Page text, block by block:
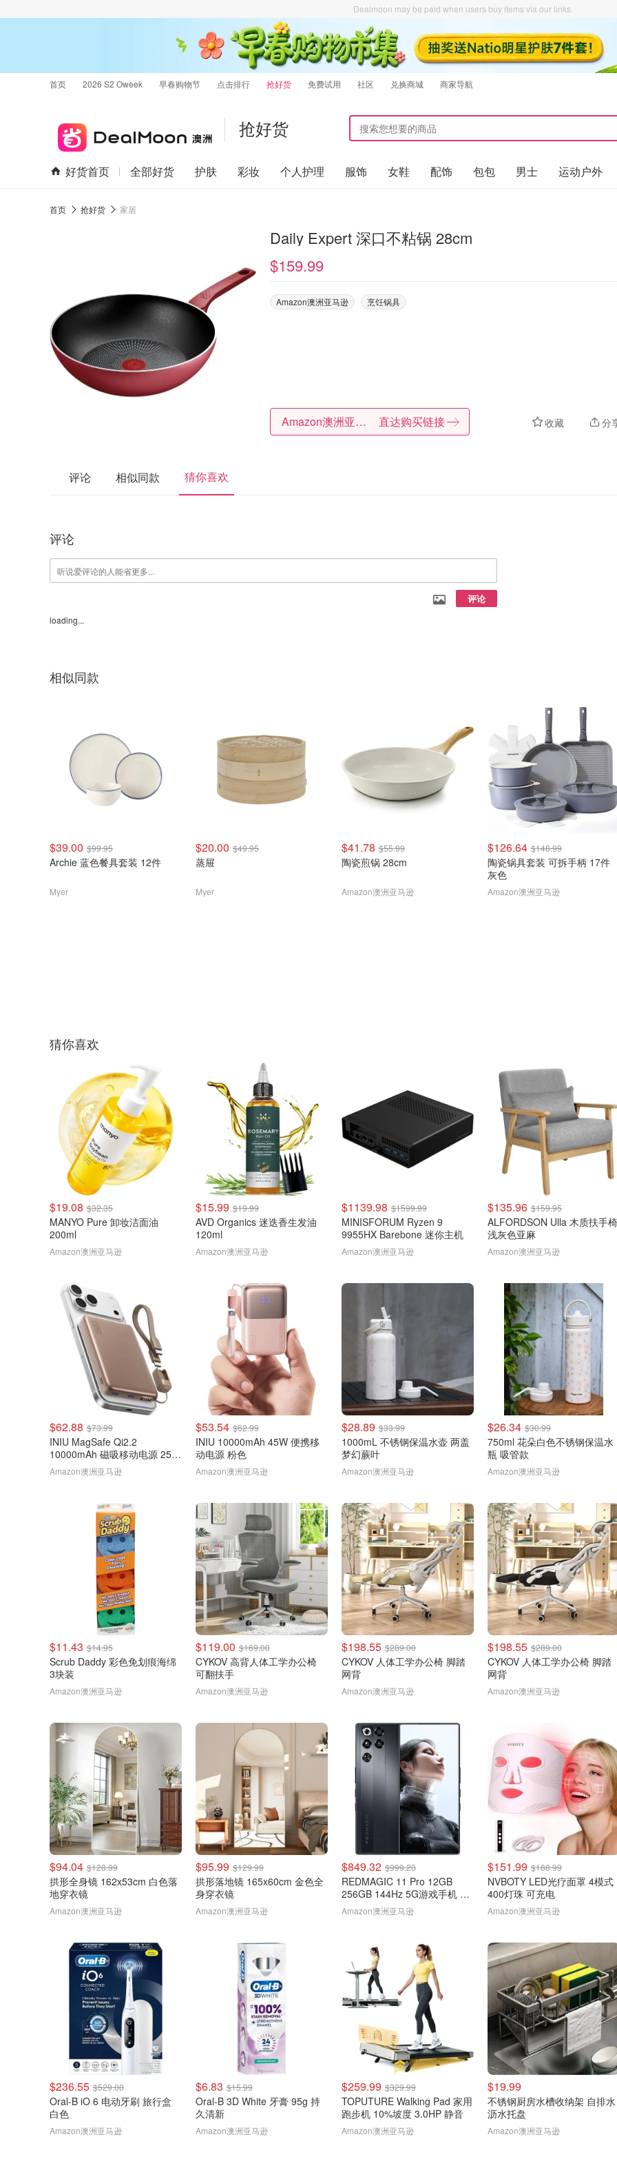
Dealmoon may be paid when users buy items via our links.
首页 2026 S2 Oweek 早春购物节 点击排行 抢好货 免费试用 社区 兑换商城 商家导航
抢好货
好货首页 全部好货 护肤 彩妆 个人护理 服饰 女鞋 配饰 包包 男士 运动户外
首页 抢好货 家居
Daily Expert 深口不粘锅 28cm
$159.99
Amazon澳洲亚马逊 烹饪锅具
收藏 分
Amazon澳洲亚马逊 直达购买链接
评论 相似同款 猜你喜欢
评论
评论
loading...
相似同款
$39.00 $99.95
Archie 蓝色餐具套装 12件
Myer
$20.00 $49.95
蒸屉
Myer
$41.78 $55.99
陶瓷煎锅 28cm
Amazon澳洲亚马逊
$126.64 $148.99
陶瓷锅具套装 可拆手柄 17件
灰色
Amazon澳洲亚马逊
猜你喜欢
$19.08 $32.35
MANYO Pure 卸妆洁面油
200ml
Amazon澳洲亚马逊
$15.99 $19.99
AVD Organics 迷迭香生发油
120ml
Amazon澳洲亚马逊
$1139.98 $1599.99
MINISFORUM Ryzen 9
9955HX Barebone 迷你主机
Amazon澳洲亚马逊
$135.96 $159.95
ALFORDSON Ulla 木质扶手椅
浅灰色亚麻
Amazon澳洲亚马逊
$62.88 $73.99
INIU MagSafe Qi2.2
10000mAh 磁吸移动电源 25W
棕色
Amazon澳洲亚马逊
$53.54 $62.99
INIU 10000mAh 45W 便携移
动电源 粉色
Amazon澳洲亚马逊
$28.89 $33.99
1000mL 不锈钢保温水壶 两盖
梦幻蕨叶
Amazon澳洲亚马逊
$26.34 $30.99
750ml 花朵白色不锈钢保温水
瓶 吸管款
Amazon澳洲亚马逊
$11.43 $14.95
Scrub Daddy 彩色免划痕海绵
3块装
Amazon澳洲亚马逊
$119.00 $169.00
CYKOV 高背人体工学办公椅
可翻扶手
Amazon澳洲亚马逊
$198.55 $289.00
CYKOV 人体工学办公椅 脚踏
网背
Amazon澳洲亚马逊
$198.55 $289.00
CYKOV 人体工学办公椅 脚踏
网背
Amazon澳洲亚马逊
$94.04 $128.99
拱形全身镜 162x53cm 白色落
地穿衣镜
Amazon澳洲亚马逊
$95.99 $129.99
拱形落地镜 165x60cm 金色全
身穿衣镜
Amazon澳洲亚马逊
$849.32 $999.20
REDMAGIC 11 Pro 12GB
256GB 144Hz 5G游戏手机 黑
色
Amazon澳洲亚马逊
$151.99 $188.99
NVBOTY LED光疗面罩 4模式
400灯珠 可充电
Amazon澳洲亚马逊
$236.55 $529.00
Oral-B iO 6 电动牙刷 旅行盒
白色
Amazon澳洲亚马逊
$6.83 $15.99
Oral-B 3D White 牙膏 95g 持
久清新
Amazon澳洲亚马逊
$259.99 $329.99
TOPUTURE Walking Pad 家用
跑步机 10%坡度 3.0HP 静音
Amazon澳洲亚马逊
$19.99
不锈钢厨房水槽收纳架 自排水
沥水托盘
Amazon澳洲亚马逊